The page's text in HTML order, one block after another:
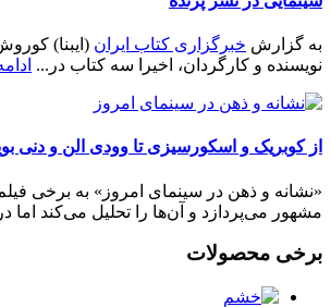
به گزارش خبرگزاری کتاب ایران (ایبنا)
نویسنده و کارگردان، اخیرا سه کتاب در...
از کوبریک و اسکورسیزی تا وودی الن و دنی
«نشانه و ذهن در سینمای امروز» به برخی
مشهور می‌پردازد و آن‌ها را تحلیل می‌کند اما
برخی محصولات